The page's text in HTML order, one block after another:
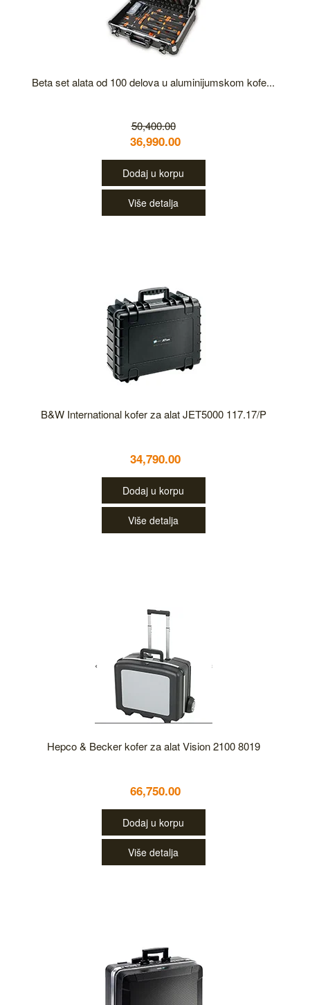
Beta set alata od 100 delova u aluminijumskom kofe...
50,400.00
36,990.00
Dodaj u korpu
Više detalja
B&W International kofer za alat JET5000 117.17/P
34,790.00
Dodaj u korpu
Više detalja
Hepco & Becker kofer za alat Vision 2100 8019
66,750.00
Dodaj u korpu
Više detalja